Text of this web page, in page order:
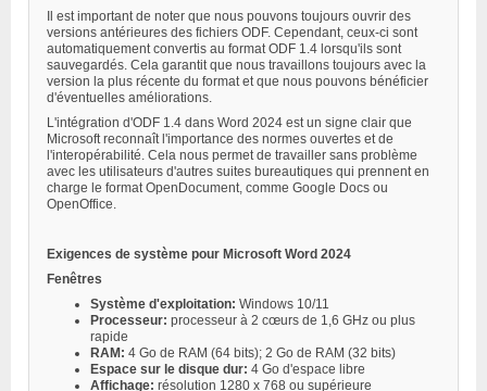
Il est important de noter que nous pouvons toujours ouvrir des
versions antérieures des fichiers ODF. Cependant, ceux-ci sont
automatiquement convertis au format ODF 1.4 lorsqu'ils sont
sauvegardés. Cela garantit que nous travaillons toujours avec la
version la plus récente du format et que nous pouvons bénéficier
d'éventuelles améliorations.
L'intégration d'ODF 1.4 dans Word 2024 est un signe clair que
Microsoft reconnaît l'importance des normes ouvertes et de
l'interopérabilité. Cela nous permet de travailler sans problème
avec les utilisateurs d'autres suites bureautiques qui prennent en
charge le format OpenDocument, comme Google Docs ou
OpenOffice.
Exigences de système pour Microsoft Word 2024
Fenêtres
Système d'exploitation: Windows 10/11
Processeur: processeur à 2 cœurs de 1,6 GHz ou plus
rapide
RAM: 4 Go de RAM (64 bits); 2 Go de RAM (32 bits)
Espace sur le disque dur: 4 Go d'espace libre
Affichage: résolution 1280 x 768 ou supérieure